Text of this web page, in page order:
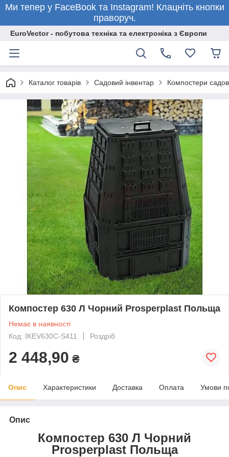
Ми тепер у FaceBook та Instagram! Клацніть кнопки
праворуч.
EuroVector - побутова техніка та електроніка з Європи
Каталог товарів Садовий інвентар Компостери
Компостер 630 Л Чорний Prosperplast Польща
Немає в наявності
Код: IKEV630C-S411
Роздріб
2 448,90 ₴
Опис Характеристики Доставка Оплата Умови
Опис
Компостер 630 Л Чорний
Prosperplast Польща